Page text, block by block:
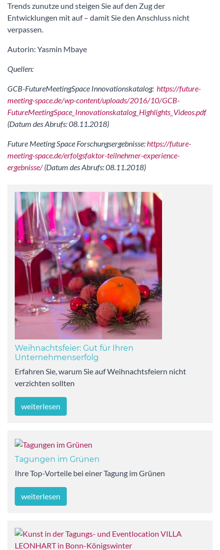
Trends zunutze und steigen Sie auf den Zug der
Entwicklungen mit auf – damit Sie den Anschluss nicht
verpassen.
Autorin: Yasmin Mbaye
Quellen:
GCB-FutureMeetingSpace Innovationskatalog: https://future-
meeting-space.de/wp-content/uploads/2016/10/GCB-
FutureMeetingSpace_Innovationskatalog_Highlights_Videos.pdf
(Datum des Abrufs: 08.11.2018)
Future Meeting Space Forschungsergebnisse: https://future-
meeting-space.de/erfolgsfaktor-teilnehmer-experience-
ergebnisse/(Datum des Abrufs: 08.11.2018)
Weihnachtsfeier: Gut für Ihren
Unternehmenserfolg
Erfahren Sie, warum Sie auf Weihnachtsfeiern nicht
verzichten sollten
weiterlesen
Tagungen im Grünen
Ihre Top-Vorteile bei einer Tagung im Grünen
weiterlesen